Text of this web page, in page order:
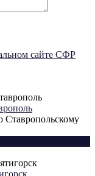
сайте СФР
Ставропольскому